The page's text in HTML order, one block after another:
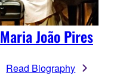
Maria João Pires
Read Biography